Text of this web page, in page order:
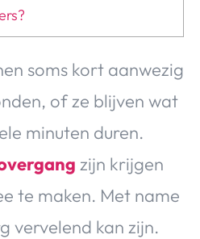
soms kort aanwezig
of ze blijven wat
minuten duren.
zijn krijgen
te maken. Met name
vervelend kan zijn.